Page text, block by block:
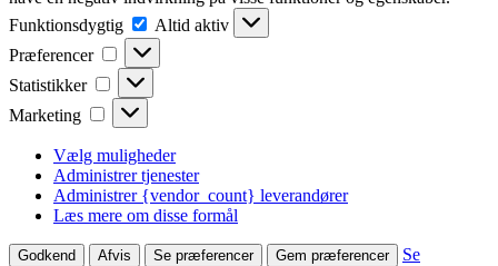
Funktionsdygtig
Funktionsdygtig
Altid aktiv
Præferencer
Præferencer
Statistikker Statistikker
Marketing Marketing
Vælg muligheder
Administrer tjenester
Administrer {vendor_count} leverandører
Læs mere om disse formål
Godkend Afvis Se præferencer Gem præferencer
Se